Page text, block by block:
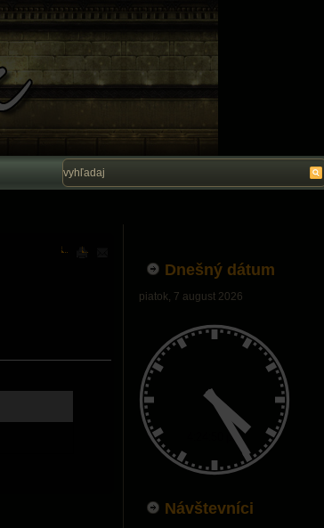
Dnešný dátum
piatok, 7 august 2026
Návštevníci